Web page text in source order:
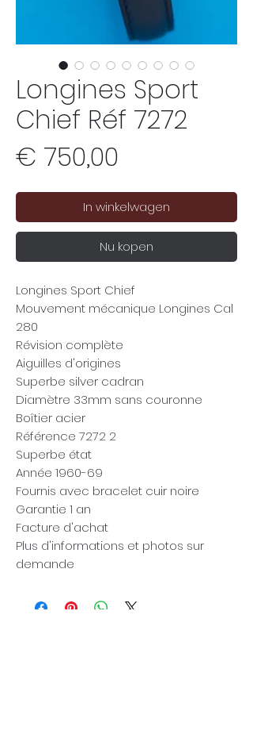
Longines Sport
Chief Réf 7272
€ 750,00
In winkelwagen
Nu kopen
Longines Sport Chief
Mouvement mécanique Longines Cal
280
Révision complète
Aiguilles d'origines
Superbe silver cadran
Diamètre 33mm sans couronne
Boîtier acier
Référence 7272 2
Superbe état
Année 1960-69
Fournis avec bracelet cuir noire
Garantie 1 an
Facture d'achat
Plus d'informations et photos sur
demande